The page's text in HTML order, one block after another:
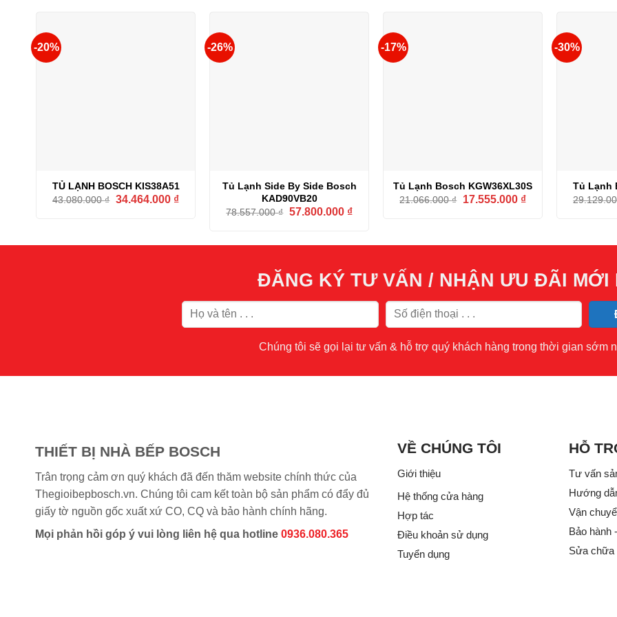
78.500.000 ₫.
-20%
TỦ LẠNH BOSCH KIS38A51
43.080.000₫ Giá
34.464.000 ₫Giá
-26%
Tủ Lạnh Side By Side Bosch
KAD90VB20
78.557.000₫ Giá
57.800.000 ₫Giá
-17%
Tủ Lạnh Bosch KGW36XL30S
21.066.000₫
Giá
17.555.000 ₫Giá
-30%
Tủ Lạnh
ĐĂNG KÝ TƯ VẤN / NHẬN ƯU ĐÃI MỚI
Chúng tôi sẽ gọi lại tư vấn & hỗ trợ quý khách hàng trong thời gian sớm
THIẾT BỊ NHÀ BẾP BOSCH
Trân trọng cảm ơn quý khách đã đến thăm website chính thức của
Thegioibepbosch.vn. Chúng tôi cam kết toàn bộ sản phẩm có đẩy đủ
giấy tờ nguồn gốc xuất xứ CO, CQ và bảo hành chính hãng.
Mọi phản hồi góp ý vui lòng liên hệ qua hotline 0936.080.365
VỀ CHÚNG TÔI
Giới thiệu
Hệ thống cửa hàng
Hợp tác
Điều khoản sử dụng
Tuyển dụng
HỖ
Tư vấn
Hướng
Vận
Bảo hành
Sửa chữa